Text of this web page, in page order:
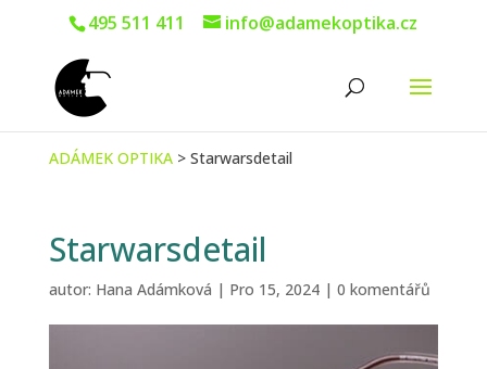
495 511 411 info@adamekoptika.cz
ADÁMEK OPTIKA> Starwarsdetail
Starwarsdetail
autor: Hana Adámková | Pro 15, 2024| 0 komentářů